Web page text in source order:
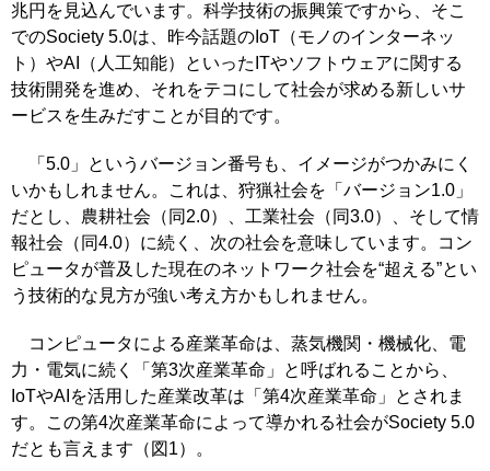
兆円を見込んでいます。科学技術の振興策ですから、そこ
でのSociety 5.0は、昨今話題のIoT（モノのインターネッ
ト）やAI（人工知能）といったITやソフトウェアに関する
技術開発を進め、それをテコにして社会が求める新しいサ
ービスを生みだすことが目的です。
「5.0」というバージョン番号も、イメージがつかみにく
いかもしれません。これは、狩猟社会を「バージョン1.0」
だとし、農耕社会（同2.0）、工業社会（同3.0）、そして情
報社会（同4.0）に続く、次の社会を意味しています。コン
ピュータが普及した現在のネットワーク社会を“超える”とい
う技術的な見方が強い考え方かもしれません。
コンピュータによる産業革命は、蒸気機関・機械化、電
力・電気に続く「第3次産業革命」と呼ばれることから、
IoTやAIを活用した産業改革は「第4次産業革命」とされま
す。この第4次産業革命によって導かれる社会がSociety 5.0
だとも言えます（図1）。